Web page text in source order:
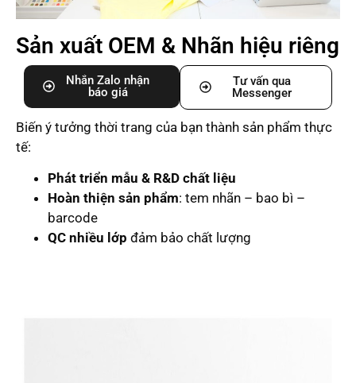
Sản xuất OEM & Nhãn hiệu riêng
Nhắn Zalo nhận
báo giá
Tư vấn qua
Messenger
Biến ý tưởng thời trang của bạn thành sản phẩm thực
tế:
Phát triển mẫu & R&D chất liệu
Hoàn thiện sản phẩm: tem nhãn – bao bì –
barcode
QC nhiều lớp đảm bảo chất lượng